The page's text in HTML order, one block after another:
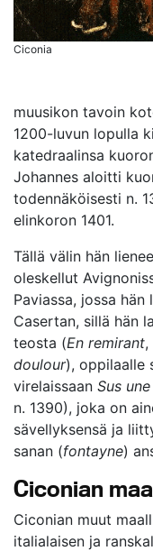
Ciconia
muusikon tavoin
1200-luvun lopulla
katedraalinsa
Johannes aloitti
todennäköisesti n.
elinkoron 1401.
Tällä välin hän
oleskellut
Paviassa, jossa
Casertan, sillä hän
teosta (En remirant,
doulour), oppilaalle
virelaissaan Sus
n. 1390), joka on
sävellyksensä ja
sanan (fontayne)
Ciconian
Ciconian muut
italialaisen ja